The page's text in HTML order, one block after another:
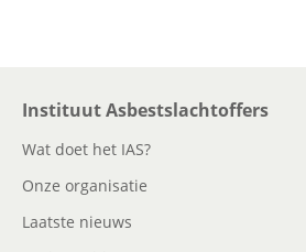
Instituut Asbestslachtoffers
Wat doet het IAS?
Onze organisatie
Laatste nieuws